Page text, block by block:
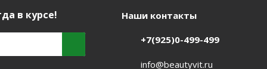
в курсе! Наши контакты
+7(925)0-499-499
info@beautyvit.ru